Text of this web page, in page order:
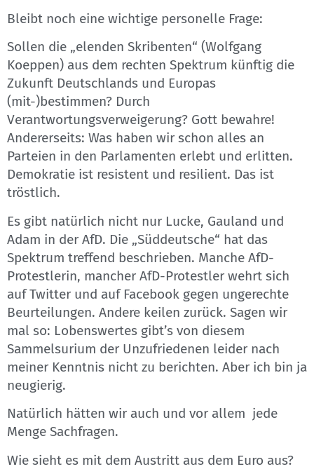
Bleibt noch eine wichtige personelle Frage:
Sollen die „elenden Skribenten“ (Wolfgang
Koeppen) aus dem rechten Spektrum künftig die
Zukunft Deutschlands und Europas
(mit-)bestimmen? Durch
Verantwortungsverweigerung? Gott bewahre!
Andererseits: Was haben wir schon alles an
Parteien in den Parlamenten erlebt und erlitten.
Demokratie ist resistent und resilient. Das ist
tröstlich.
Es gibt natürlich nicht nur Lucke, Gauland und
Adam in der AfD. Die „Süddeutsche“ hat das
Spektrum treffend beschrieben. Manche AfD-
Protestlerin, mancher AfD-Protestler wehrt sich
auf Twitter und auf Facebook gegen ungerechte
Beurteilungen. Andere keilen zurück. Sagen wir
mal so: Lobenswertes gibt’s von diesem
Sammelsurium der Unzufriedenen leider nach
meiner Kenntnis nicht zu berichten. Aber ich bin ja
neugierig.
Natürlich hätten wir auch und vor allem jede
Menge Sachfragen.
Wie sieht es mit dem Austritt aus dem Euro aus?